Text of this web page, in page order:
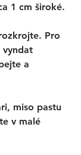
1 cm široké.
Pro
vyndat
a
miso pastu
v malé